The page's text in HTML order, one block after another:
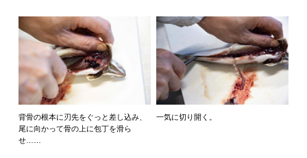
背骨の根本に刃先をぐっと差し込み、
尾に向かって骨の上に包丁を滑ら
せ……
一気に切り開く。